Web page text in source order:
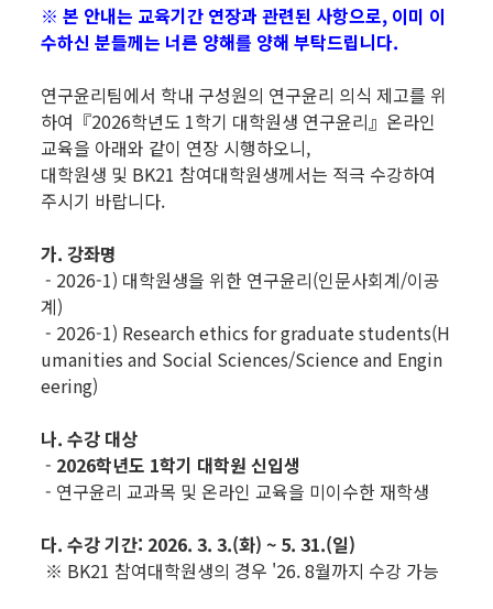
※ 본 안내는 교육기간 연장과 관련된 사항으로, 이미 이
수하신 분들께는 너른 양해를 양해 부탁드립니다.
연구윤리팀에서 학내 구성원의 연구윤리 의식 제고를 위
하여『2026학년도 1학기 대학원생 연구윤리』온라인
교육을 아래와 같이 연장 시행하오니,
대학원생 및 BK21 참여대학원생께서는 적극 수강하여
주시기 바랍니다.
가. 강좌명
- 2026-1) 대학원생을 위한 연구윤리(인문사회계/이공
계)
- 2026-1) Research ethics for graduate students(H
umanities and Social Sciences/Science and Engin
eering)
나. 수강 대상
- 2026학년도 1학기 대학원 신입생
- 연구윤리 교과목 및 온라인 교육을 미이수한 재학생
다. 수강 기간: 2026. 3. 3.(화) ~ 5. 31.(일)
※ BK21 참여대학원생의 경우 '26. 8월까지 수강 가능